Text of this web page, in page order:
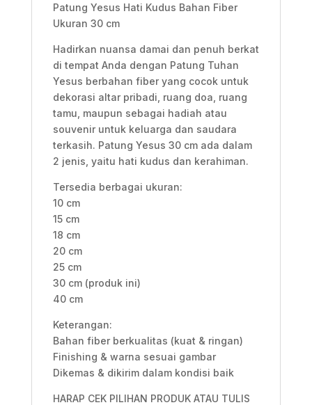
Patung Yesus Hati Kudus Bahan Fiber
Ukuran 30 cm
Hadirkan nuansa damai dan penuh berkat
di tempat Anda dengan Patung Tuhan
Yesus berbahan fiber yang cocok untuk
dekorasi altar pribadi, ruang doa, ruang
tamu, maupun sebagai hadiah atau
souvenir untuk keluarga dan saudara
terkasih. Patung Yesus 30 cm ada dalam
2 jenis, yaitu hati kudus dan kerahiman.
Tersedia berbagai ukuran:
10 cm
15 cm
18 cm
20 cm
25 cm
30 cm (produk ini)
40 cm
Keterangan:
Bahan fiber berkualitas (kuat & ringan)
Finishing & warna sesuai gambar
Dikemas & dikirim dalam kondisi baik
HARAP CEK PILIHAN PRODUK ATAU TULIS